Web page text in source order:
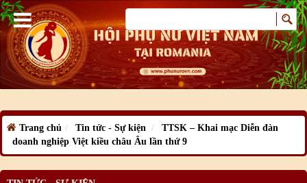
Trang chủ Tin tức - Sự kiện
TTSK – Khai mạc Diễn đàn
doanh nghiệp Việt kiều châu Âu lần thứ 9